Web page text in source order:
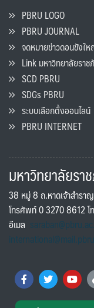
PBRU LOGO
PBRU JOURNAL
จดหมายข่าวดอนขังใ
Link มหาวิทยาลัยราช
SCD PBRU
SDGs PBRU
ระบบเลือกตั้งออนไลน์
PBRU INTERNET
มหาวิทยาลัยรา
38 หมู่ 8 ถ.หาดเจ้าสำรา
โทรศัพท์ 0 3270 8612
อีเมล